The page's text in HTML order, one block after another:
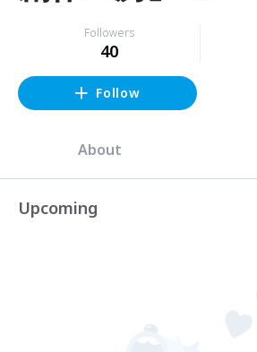
Followers
40
Follow
About
Upcoming